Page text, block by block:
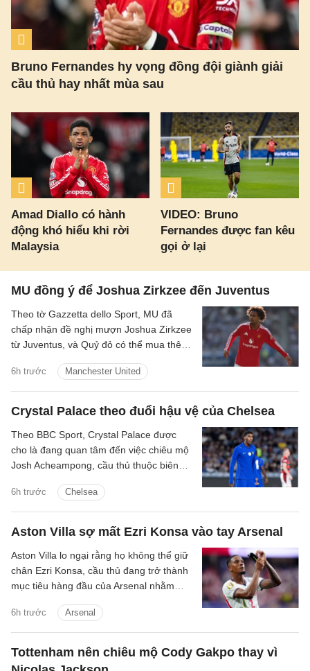
Bruno Fernandes hy vọng đồng đội giành giải
cầu thủ hay nhất mùa sau
Amad Diallo có hành
động khó hiểu khi rời
Malaysia
VIDEO: Bruno
Fernandes được fan kêu
gọi ở lại
MU đồng ý để Joshua Zirkzee đến Juventus
6h trước Manchester United
Theo tờ Gazzetta dello Sport, MU đã
chấp nhận đề nghị mượn Joshua Zirkzee
từ Juventus, và Quỷ đỏ có thể mua thêm
2026.
Crystal Palace theo đuổi hậu vệ của Chelsea
6h trước Chelsea
Theo BBC Sport, Crystal Palace được
cho là đang quan tâm đến việc chiêu mộ
Josh Acheampong, cầu thủ thuộc biên
Aston Villa sợ mất Ezri Konsa vào tay Arsenal
6h trước Arsenal
Aston Villa lo ngại rằng họ không thể giữ
chân Ezri Konsa, cầu thủ đang trở thành
mục tiêu hàng đầu của Arsenal nhằm
Tottenham nên chiêu mộ Cody Gakpo thay vì